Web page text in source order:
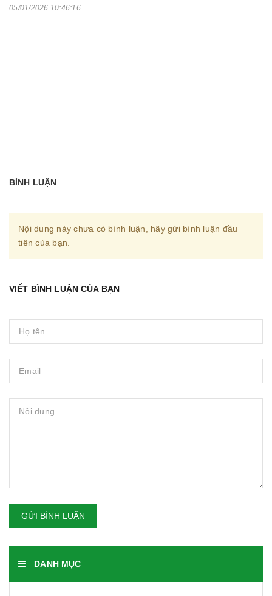
05/01/2026 10:46:16
BÌNH LUẬN
Nội dung này chưa có bình luận, hãy gửi bình luận đầu
tiên của bạn.
VIẾT BÌNH LUẬN CỦA BẠN
GỬI BÌNH LUẬN
DANH MỤC